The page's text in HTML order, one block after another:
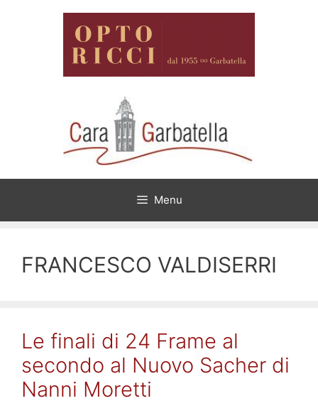
Menu
FRANCESCO VALDISERRI
Le finali di 24 Frame al
secondo al Nuovo Sacher di
Nanni Moretti